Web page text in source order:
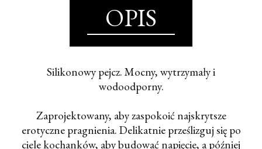
OPIS
Silikonowy pejcz. Mocny, wytrzymały i
wodoodporny.
Zaprojektowany, aby zaspokoić najskrytsze
erotyczne pragnienia. Delikatnie prześlizguj się po
ciele kochanków, aby budować napięcie, a później